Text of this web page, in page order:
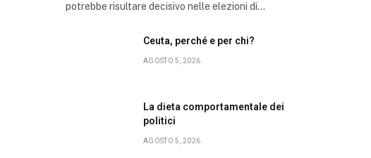
potrebbe risultare decisivo nelle elezioni di…
Ceuta, perché e per chi?
AGOSTO 5, 2026
La dieta comportamentale dei
politici
AGOSTO 5, 2026